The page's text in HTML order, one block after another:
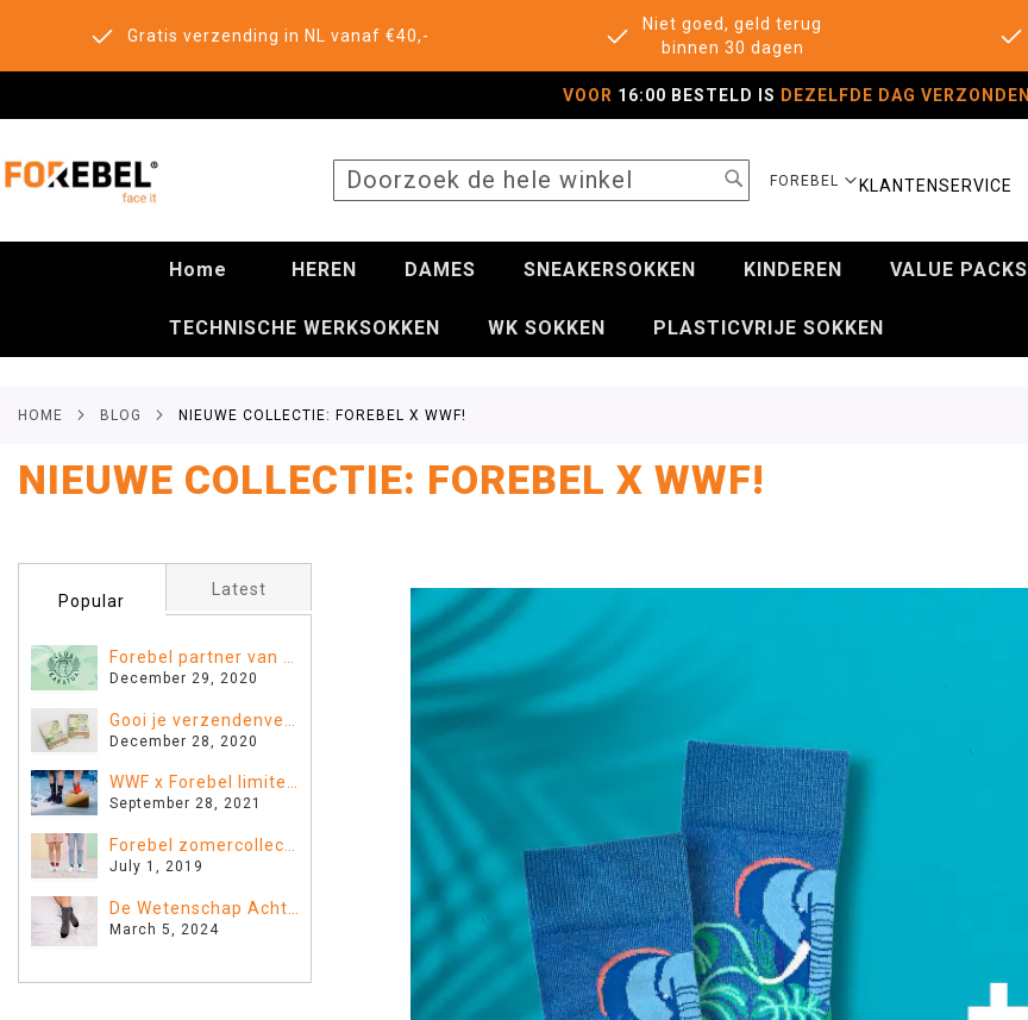
Gratis verzending in NL vanaf €40,-
Niet goed, geld terug
binnen 30 dagen
VOOR 16:00 BESTELD IS DEZELFDE DAG VERZONDEN
SELECTEER
FOREBEL KLANTENSERVICE
SEARCH
Home HEREN DAMES SNEAKERSOKKEN KINDEREN VALUE PACKS
TECHNISCHE WERKSOKKEN WK SOKKEN PLASTICVRIJE SOKKEN
HOME BLOG NIEUWE COLLECTIE: FOREBEL X WWF!
NIEUWE COLLECTIE: FOREBEL X WWF!
Popular
December 29, 2020
December 28, 2020
WWF x Forebel limited edition collectie: samen sta je sterker!
September 28, 2021
July 1, 2019
March 5, 2024
Latest